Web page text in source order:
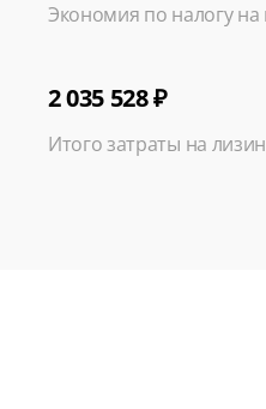
Экономия по налогу
2 035 528 ₽
Итого затраты на